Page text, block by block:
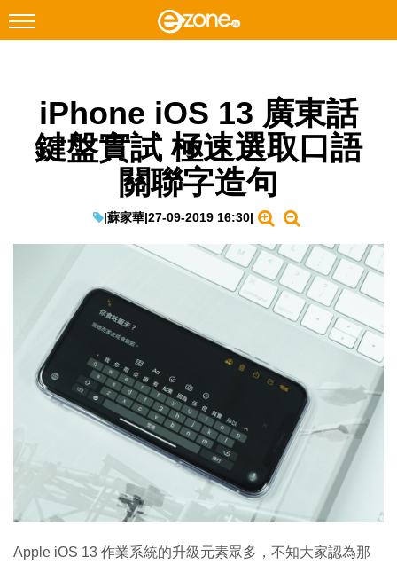
Facebook Instagram
科技焦點
教學評測
生成式AI與雲端應用
Enterprise Digital Transformation
iPhone iOS 13 廣東話
鍵盤實試 極速選取口語
關聯字造句
|蘇家華|27-09-2019 16:30|
Apple iOS 13 作業系統的升級元素眾多，不知大家認為那